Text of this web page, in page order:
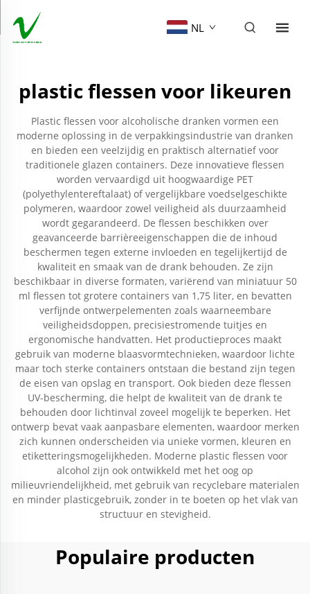
NL
plastic flessen voor likeuren
Plastic flessen voor alcoholische dranken vormen een
moderne oplossing in de verpakkingsindustrie van dranken
en bieden een veelzijdig en praktisch alternatief voor
traditionele glazen containers. Deze innovatieve flessen
worden vervaardigd uit hoogwaardige PET
(polyethylentereftalaat) of vergelijkbare voedselgeschikte
polymeren, waardoor zowel veiligheid als duurzaamheid
wordt gegarandeerd. De flessen beschikken over
geavanceerde barrièreeigenschappen die de inhoud
beschermen tegen externe invloeden en tegelijkertijd de
kwaliteit en smaak van de drank behouden. Ze zijn
beschikbaar in diverse formaten, variërend van miniatuur 50
ml flessen tot grotere containers van 1,75 liter, en bevatten
verfijnde ontwerpelementen zoals waarneembare
veiligheidsdoppen, precisiestromende tuitjes en
ergonomische handvatten. Het productieproces maakt
gebruik van moderne blaasvormtechnieken, waardoor lichte
maar toch sterke containers ontstaan die bestand zijn tegen
de eisen van opslag en transport. Ook bieden deze flessen
UV-bescherming, die helpt de kwaliteit van de drank te
behouden door lichtinval zoveel mogelijk te beperken. Het
ontwerp bevat vaak aanpasbare elementen, waardoor merken
zich kunnen onderscheiden via unieke vormen, kleuren en
etiketteringsmogelijkheden. Moderne plastic flessen voor
alcohol zijn ook ontwikkeld met het oog op
milieuvriendelijkheid, met gebruik van recyclebare materialen
en minder plasticgebruik, zonder in te boeten op het vlak van
structuur en stevigheid.
Populaire producten